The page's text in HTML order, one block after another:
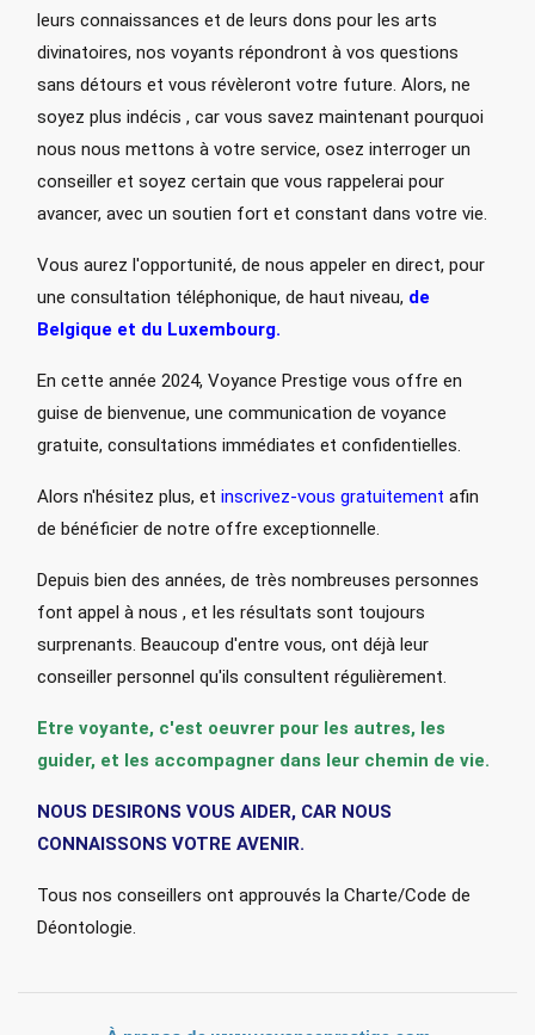
leurs connaissances et de leurs dons pour les arts
divinatoires, nos voyants répondront à vos questions
sans détours et vous révèleront votre future. Alors, ne
soyez plus indécis , car vous savez maintenant pourquoi
nous nous mettons à votre service, osez interroger un
conseiller et soyez certain que vous rappelerai pour
avancer, avec un soutien fort et constant dans votre vie.
Vous aurez l'opportunité, de nous appeler en direct, pour
une consultation téléphonique, de haut niveau, de
Belgique et du Luxembourg.
En cette année 2024, Voyance Prestige vous offre en
guise de bienvenue, une communication de voyance
gratuite, consultations immédiates et confidentielles.
Alors n'hésitez plus, et inscrivez-vous gratuitement afin
de bénéficier de notre offre exceptionnelle.
Depuis bien des années, de très nombreuses personnes
font appel à nous , et les résultats sont toujours
surprenants. Beaucoup d'entre vous, ont déjà leur
conseiller personnel qu'ils consultent régulièrement.
Etre voyante, c'est oeuvrer pour les autres, les
guider, et les accompagner dans leur chemin de vie.
NOUS DESIRONS VOUS AIDER, CAR NOUS
CONNAISSONS VOTRE AVENIR.
Tous nos conseillers ont approuvés la Charte/Code de
Déontologie.